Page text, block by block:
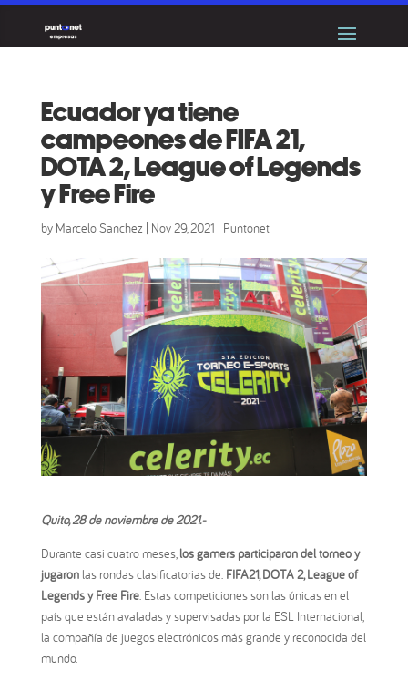
Ecuador ya tiene
campeones de FIFA 21,
DOTA 2, League of Legends
y Free Fire
by Marcelo Sanchez| Nov 29, 2021 | Puntonet
Quito, 28 de noviembre de 2021.-
Durante casi cuatro meses,los gamers participaron del torneo y
jugaronlas rondas clasificatorias de: FIFA21, DOTA 2, League of
Legends y Free Fire. Estas competiciones son las únicas en el
país que están avaladas y supervisadas por la ESL Internacional,
la compañía de juegos electrónicos más grande y reconocida del
mundo.